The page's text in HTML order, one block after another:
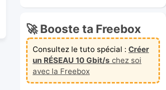
🚀 Booste ta Freebox
Consultez le tuto spécial : Créer
un RÉSEAU 10 Gbit/s chez soi
avec la Freebox